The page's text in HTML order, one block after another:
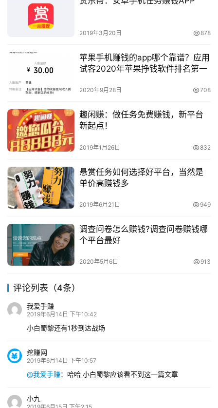
2019年3月20日 878
苹果手机赚钱的app哪个靠谱？应用
试客2020年苹果挣钱软件排名第一
2020年9月28日 708
趣闲赚：做任务免费赚钱，新平台
新起点！
2019年1月26日 832
悬赏任务如何选择好平台，当然是
单价高赚钱多
2019年6月21日 949
调查问卷怎么赚钱?调查问卷赚钱哪
个平台最好
2020年5月6日 913
评论列表（4条）
我爱手赚
2019年6月14日 下午10:42
小白蜀黎还有1秒到达战场
挖赚网
2019年6月14日 下午10:57
@我爱手赚： 哈哈 小白蜀黎应该看不到这一篇文章
小九